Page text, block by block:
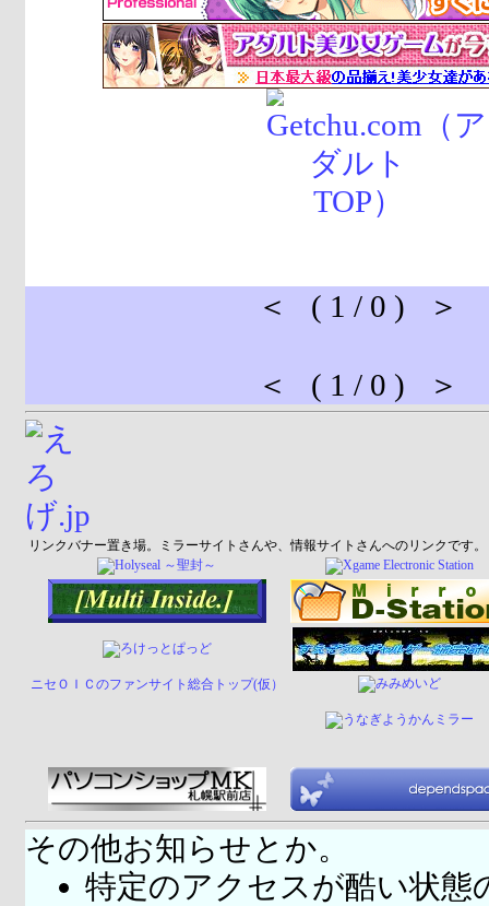
＜ ( 1 / 0 ) ＞
＜ ( 1 / 0 ) ＞
リンクバナー置き場。ミラーサイトさんや、情報サイトさんへのリンクです。
ニセＯＩＣのファンサイト総合トップ(仮）
その他お知らせとか。
特定のアクセスが酷い状態